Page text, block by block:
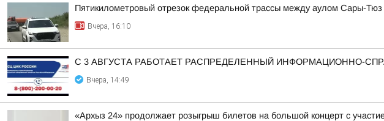
Пятикилометровый отрезок федеральной трассы между аулом Сары-Тюз
Вчера, 16:10
С 3 АВГУСТА РАБОТАЕТ РАСПРЕДЕЛЕННЫЙ ИНФОРМАЦИОННО-
Вчера, 14:49
«Архыз 24» продолжает розыгрыш билетов на большой концерт с